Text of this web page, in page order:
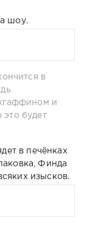
шоу.
в
и
это будет
в печёнках
Финда
изысков.